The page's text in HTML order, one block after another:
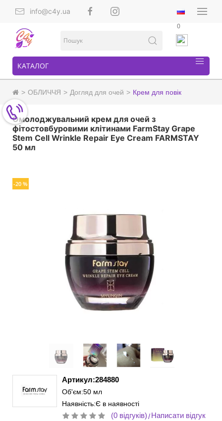
info@c4y.ua
0
КАТАЛОГ
ОБЛИЧЧЯ Догляд для очей Крем для повік
Омолоджувальний крем для очей з
фітостовбуровими клітинами FarmStay Grape
Stem Cell Wrinkle Repair Eye Cream FARMSTAY
50 мл
-20 %
Артикул:284880
Об'єм:50 мл
Наявність:Є в наявності
(0 відгуків)/Написати відгук